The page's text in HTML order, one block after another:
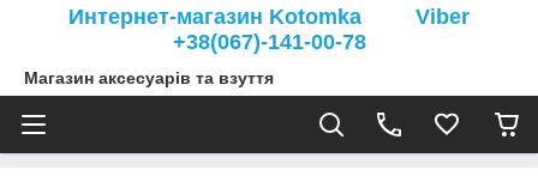
Интернет-магазин Kotomka Viber
+38(067)-141-00-78
Магазин аксесуарів та взуття